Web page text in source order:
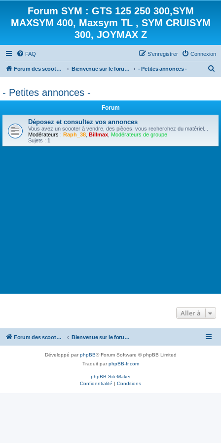
Forum SYM : GTS 125 250 300,SYM
MAXSYM 400, Maxsym TL , SYM CRUISYM
300, JOYMAX Z
FAQ Connexion
S’enregistrer
Forum des scooters SYM - GTS -MAXSYM - CRUISYM - JOYMAX - Maxsym TL Bienvenue sur le forum des scooters de la gamme SYM - Petites annonces -
e
- Petites annonces -
Forum
Déposez et consultez vos annonces
Vous avez un scooter à vendre, des pièces, vous recherchez du matériel...
Modérateurs : Raph_38 Billmax Modérateurs de groupe
Sujets : 1
Aller à
Forum des scooters SYM - GTS -MAXSYM - CRUISYM - JOYMAX - Maxsym TL Bienvenue sur le forum des scooters de la gamme SYM
Développé parphpBB® Forum Software © phpBB Limited
Traduit parphpBB-fr.com
phpBB SiteMaker
Confidentialité | Conditions